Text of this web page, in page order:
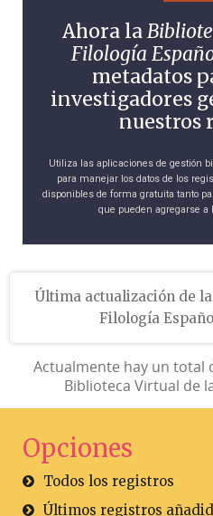
Ahora la
Filología
metadatos
investigadores
nuestros
Utiliza las aplicaciones de gestión
para manejar los datos de los
disponibles de forma gratuita tanto
que pueden agregarse a
Última actualización de
Filología
Actualmente hay un total
Biblioteca Virtual de
Opciones
Todos los registros
Últimos registros